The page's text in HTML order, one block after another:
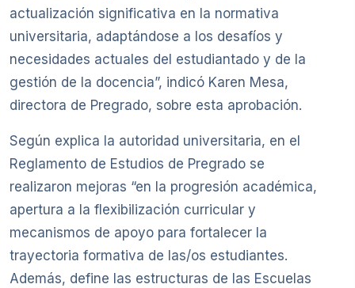
actualización significativa en la normativa
universitaria, adaptándose a los desafíos y
necesidades actuales del estudiantado y de la
gestión de la docencia”, indicó Karen Mesa,
directora de Pregrado, sobre esta aprobación.
Según explica la autoridad universitaria, en el
Reglamento de Estudios de Pregrado se
realizaron mejoras “en la progresión académica,
apertura a la flexibilización curricular y
mecanismos de apoyo para fortalecer la
trayectoria formativa de las/os estudiantes.
Además, define las estructuras de las Escuelas